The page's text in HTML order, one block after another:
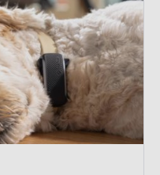
Erkenntnisse